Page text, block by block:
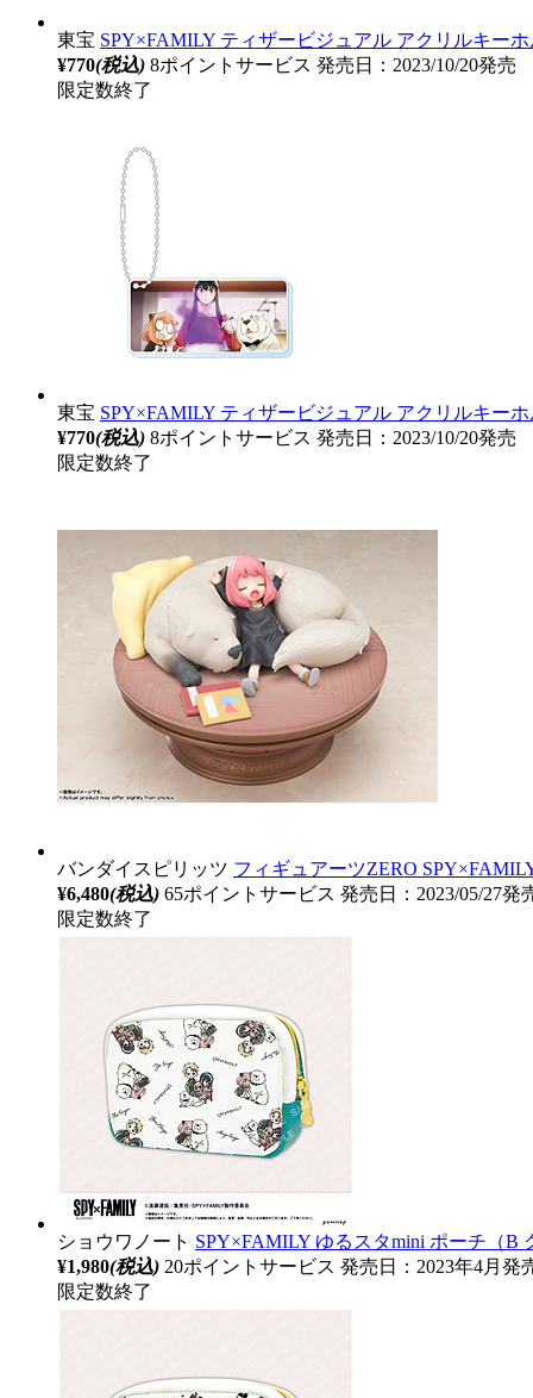
東宝 SPY×FAMILY ティザービジュアル アクリルキー
¥770(税込) 8ポイントサービス 発売日：2023/10/20発売
限定数終了
東宝 SPY×FAMILY ティザービジュアル アクリルキー
¥770(税込) 8ポイントサービス 発売日：2023/10/20発売
限定数終了
バンダイスピリッツ フィギュアーツZERO
¥6,480(税込) 65ポイントサービス 発売日：2023/05/27発
限定数終了
ショウワノート SPY×FAMILY ゆるスタmini ポーチ（B
¥1,980(税込) 20ポイントサービス 発売日：2023年4月発
限定数終了